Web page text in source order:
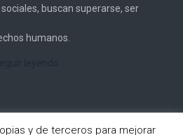
buscan superarse, ser
humanos.
y de terceros para mejorar